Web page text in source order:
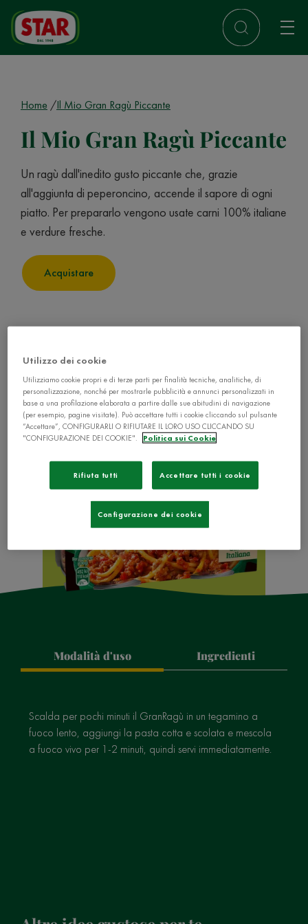
Home Il Mio Gran Ragù Piccante
Il Mio Gran Ragù Piccante
Un ragù dall'inedito gusto piccante che, grazie
all'aggiunta di peperoncino, accende il sapore di ogni
piatto. Per prepararlo vengono usate carni 100% italiane
e verdure fresche.
Acquistare
Modalità d'uso Ingredienti
Scalda per pochi minuti il GranRagù in un tegamino a
fuoco lento, aggiungi la pasta cotta e scolata e mescola
a fuoco vivo per 1-2 minuti, quindi servi immediatamente.
Utilizzo dei cookie
Utilizziamo cookie propri e di terze parti per finalità tecniche, analitiche, di
personalizzazione, nonché per mostrarle pubblicità e annunci personalizzati in
base a una profilazione elaborata a partire dalle sue abitudini di navigazione
(per esempio, pagine visitate). Può accettare tutti i cookie cliccando sul pulsante
“Accettare”, CONFIGURARLI O RIFIUTARE IL LORO USO CLICCANDO SU
"CONFIGURAZIONE DEI COOKIE".
Politica sui Cookie
Rifiuta tutti Accettare tutti i cookie
Configurazione dei cookie